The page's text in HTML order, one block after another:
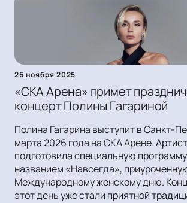
26 ноября 2025
«СКА Арена» примет
концерт Полины Гагариной
Полина Гагарина выступит в Санкт-
марта 2026 года на СКА Арене.
подготовила специальную
названием «Навсегда»,
Международному женскому дню.
этот день уже стали приятной